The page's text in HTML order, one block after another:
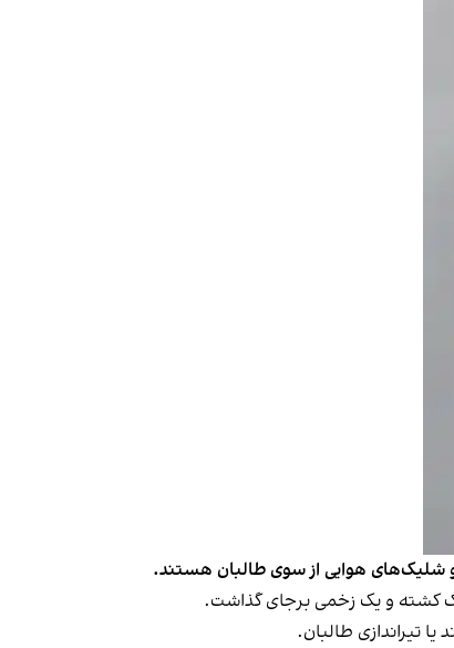
و شلیک‌های هوایی از سوی طالبان هستند.
یک کشته و یک زخمی برجای گذاشت.
تیراندازی‌ طالبان.